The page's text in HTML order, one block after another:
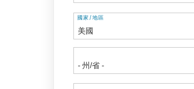
地
址
國家/地區